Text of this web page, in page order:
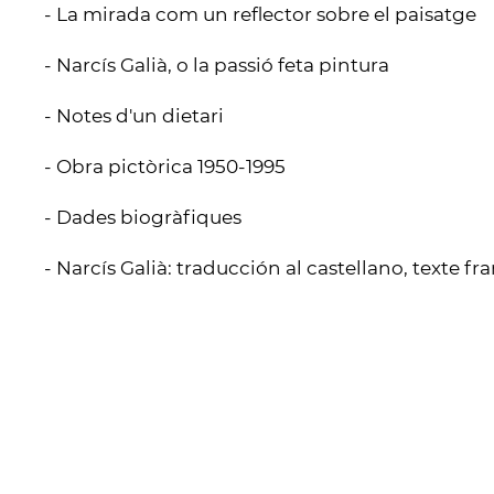
- La mirada com un reflector sobre el paisatge
- Narcís Galià, o la passió feta pintura
- Notes d'un dietari
- Obra pictòrica 1950-1995
- Dades biogràfiques
- Narcís Galià: traducción al castellano, texte